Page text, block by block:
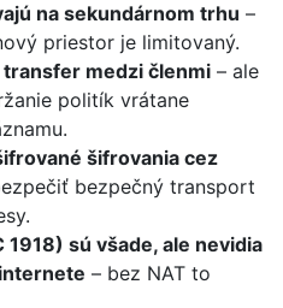
na sekundárnom trhu –
priestor je limitovaný.
transfer medzi členmi – ale
politík vrátane
šifrovania cez
bezpečný transport
1918) sú všade, ale nevidia
– bez NAT to